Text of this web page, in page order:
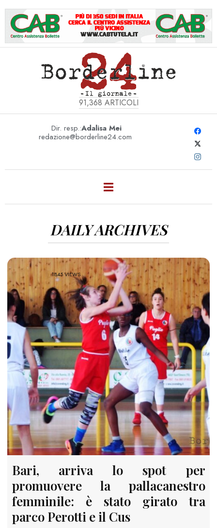
91,368 ARTICOLI
Dir. resp.:Adalisa Mei
redazione@borderline24.com
DAILY ARCHIVES
1845 VIEWS
Bari, arriva lo spot per
promuovere la pallacanestro
femminile: è stato girato tra
parco Perotti e il Cus